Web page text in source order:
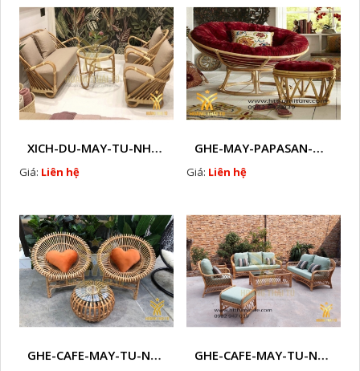
XICH-DU-MAY-TU-NHIEN-HTT - M13
Giá: Liên hệ
GHE-MAY-PAPASAN-HTT - M15
Giá: Liên hệ
GHE-CAFE-MAY-TU-NHIEN-HTT - M21 GHE-CAFE-MAY-TU-NHIEN-HTT - M21X